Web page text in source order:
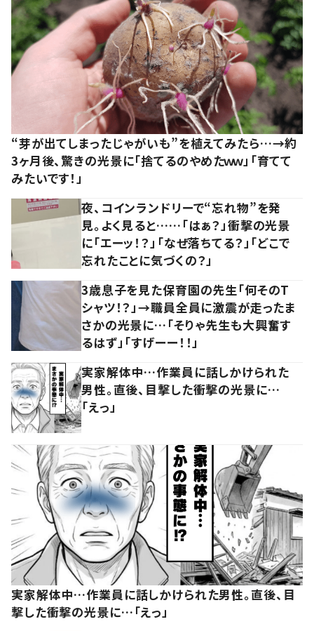
“芽が出てしまったじゃがいも”を植えてみたら…→約
3ヶ月後、驚きの光景に「捨てるのやめたｗｗ」「育てて
みたいです！」
夜、コインランドリーで“忘れ物”を発
見。よく見ると……「はぁ？」衝撃の光景
に「エーッ！？」「なぜ落ちてる？」「どこで
忘れたことに気づくの？」
3歳息子を見た保育園の先生「何そのT
シャツ！？」→職員全員に激震が走ったま
さかの光景に…「そりゃ先生も大興奮す
るはず」「すげーー！！」
実家解体中…作業員に話しかけられた
男性。直後、目撃した衝撃の光景に…
「えっ」
実家解体中…作業員に話しかけられた男性。直後、目
撃した衝撃の光景に…「えっ」